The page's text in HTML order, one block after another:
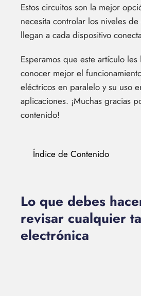
Estos circuitos son la mejor
necesita controlar los niveles
llegan a cada dispositivo
Esperamos que este artículo
conocer mejor el
eléctricos en paralelo y su uso
aplicaciones. ¡Muchas gracias
contenido!
Índice de Contenido
Lo que debes
revisar cualquier
electrónica